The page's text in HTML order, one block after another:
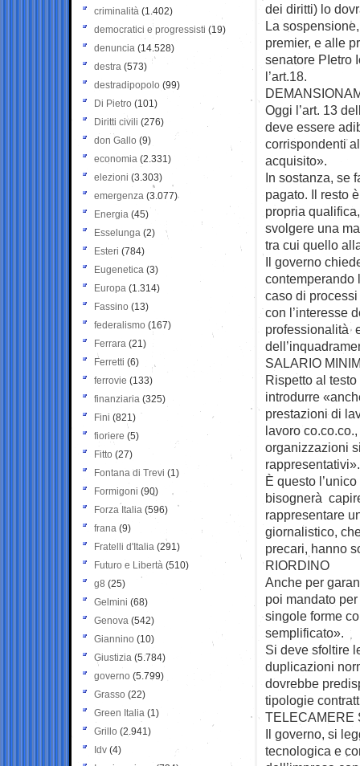
dei diritti) lo
La
premier, e alle
senatore PIetro
l’art.18.
Oggi l’art. 13
deve essere
corrispondenti
acquisito».
In sostanza, se
pagato. Il resto
propria
svolgere una
tra cui quello
Il governo
contemperando
caso di
con l’interesse
professionalità
SALARIO
Rispetto al
introdurre
prestazioni di
lavoro
organizzazioni
rappresentativi».
È questo
bisognerà
rappresentare
giornalistico,
precari, hanno
RIORDINO
Anche per
poi mandato
singole forme
semplificato».
Si deve sfoltire
duplicazioni
dovrebbe
tipologie
TELECAMERE
Il governo, si
tecnologica e
criminalità (1.402)
democratici e progressisti (19)
denuncia (14.528)
destra (573)
destradipopolo (99)
Di Pietro (101)
Diritti civili (276)
don Gallo (9)
economia (2.331)
elezioni (3.303)
emergenza (3.077)
Energia (45)
Esselunga (2)
Esteri (784)
Eugenetica (3)
Europa (1.314)
Fassino (13)
federalismo (167)
Ferrara (21)
Ferretti (6)
ferrovie (133)
finanziaria (325)
Fini (821)
fioriere (5)
Fitto (27)
Fontana di Trevi (1)
Formigoni (90)
Forza Italia (596)
frana (9)
Fratelli d'Italia (291)
Futuro e Libertà (510)
g8 (25)
Gelmini (68)
Genova (542)
Giannino (10)
Giustizia (5.784)
governo (5.799)
Grasso (22)
Green Italia (1)
Grillo (2.941)
Idv (4)